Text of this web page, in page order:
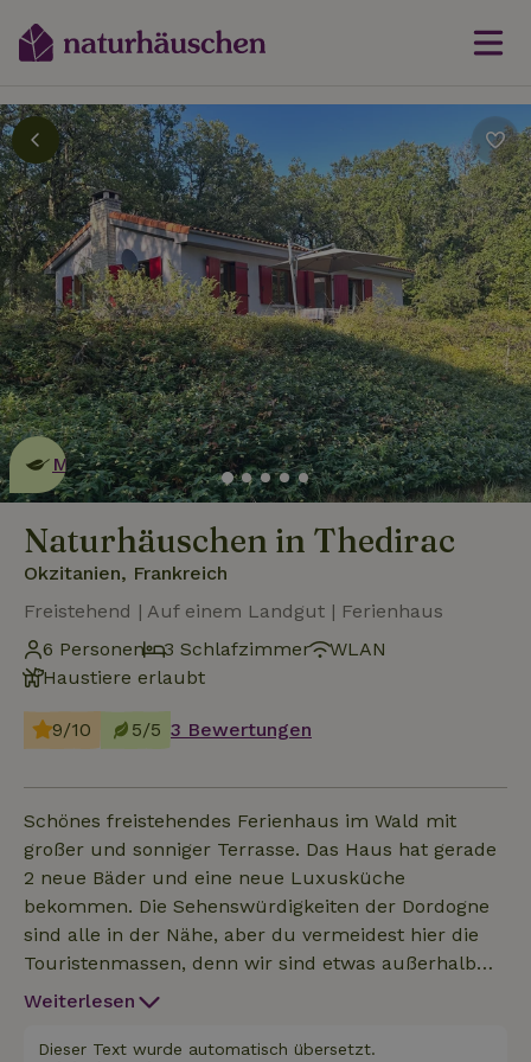
Dies ist ein
umweltschonendes
Naturhäuschen
Mehr erfahren
Naturhäuschen in Thedirac
Okzitanien, Frankreich
Freistehend | Auf einem Landgut | Ferienhaus
6 Personen
3 Schlafzimmer
WLAN
Haustiere erlaubt
9/10 5/5 3 Bewertungen
Schönes freistehendes Ferienhaus im Wald mit
großer und sonniger Terrasse. Das Haus hat gerade
2 neue Bäder und eine neue Luxusküche
bekommen. Die Sehenswürdigkeiten der Dordogne
sind alle in der Nähe, aber du vermeidest hier die
Touristenmassen, denn wir sind etwas außerhalb
der Dordogne in einem Teil Frankreichs, der noch
es ein Schwimmbad. Ganz in der Nähe gibt es auch
Weiterlesen
Dieser Text wurde automatisch übersetzt.